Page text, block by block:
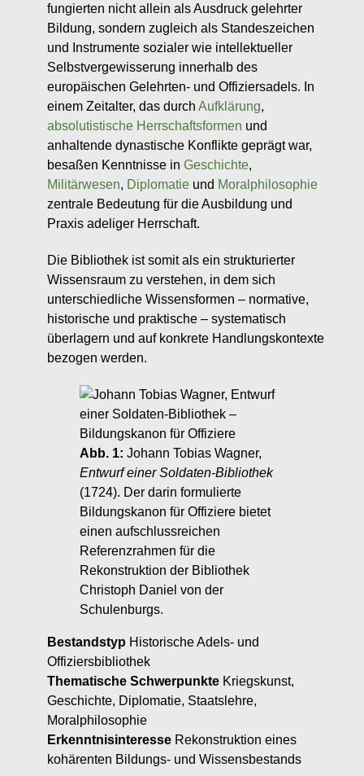
fungierten nicht allein als Ausdruck gelehrter
Bildung, sondern zugleich als Standeszeichen
und Instrumente sozialer wie intellektueller
Selbstvergewisserung innerhalb des
europäischen Gelehrten- und Offiziersadels. In
einem Zeitalter, das durch Aufklärung,
absolutistische Herrschaftsformen und
anhaltende dynastische Konflikte geprägt war,
besaßen Kenntnisse in Geschichte,
Militärwesen, Diplomatie und Moralphilosophie
zentrale Bedeutung für die Ausbildung und
Praxis adeliger Herrschaft.
Die Bibliothek ist somit als ein strukturierter
Wissensraum zu verstehen, in dem sich
unterschiedliche Wissensformen – normative,
historische und praktische – systematisch
überlagern und auf konkrete Handlungskontexte
bezogen werden.
Abb. 1: Johann Tobias Wagner,
Entwurf einer Soldaten-Bibliothek
(1724). Der darin formulierte
Bildungskanon für Offiziere bietet
einen aufschlussreichen
Referenzrahmen für die
Rekonstruktion der Bibliothek
Christoph Daniel von der
Schulenburgs.
Bestandstyp Historische Adels- und
Offiziersbibliothek
Thematische Schwerpunkte Kriegskunst,
Geschichte, Diplomatie, Staatslehre,
Moralphilosophie
Erkenntnisinteresse Rekonstruktion eines
kohärenten Bildungs- und Wissensbestands